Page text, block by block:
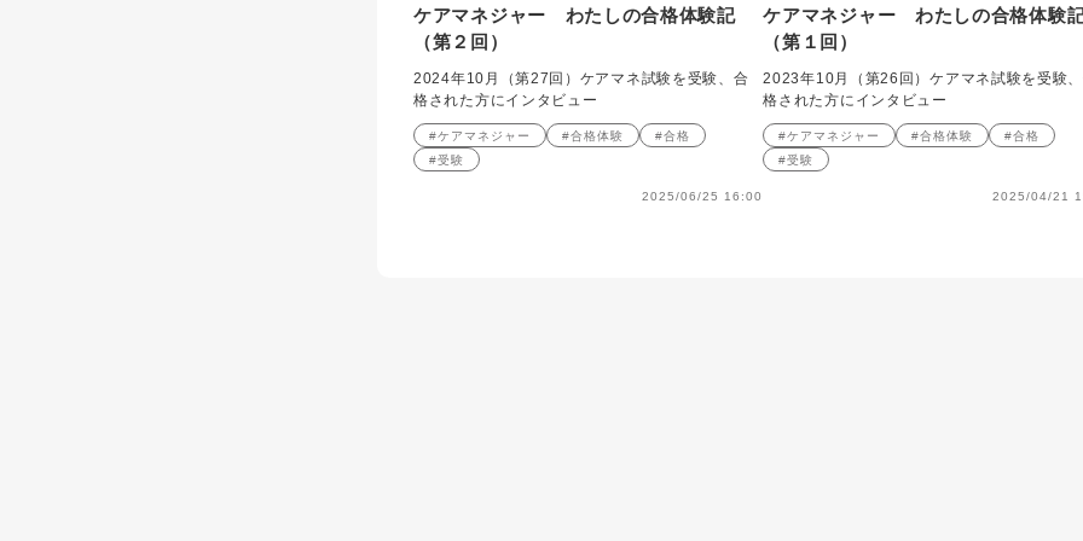
ケアマネジャー わたしの合格体験記
（第２回）
2024年10月（第27回）ケアマネ試験を受験、合
格された方にインタビュー
#ケアマネジャー #合格体験
#合格
#受験
2025/06/25 16:00
ケアマネジャー わたしの合格体験
（第１回）
2023年10月（第26回）ケアマネ試験を受験
格された方にインタビュー
#ケアマネジャー #合格体験
#合格
#受験
2025/04/21